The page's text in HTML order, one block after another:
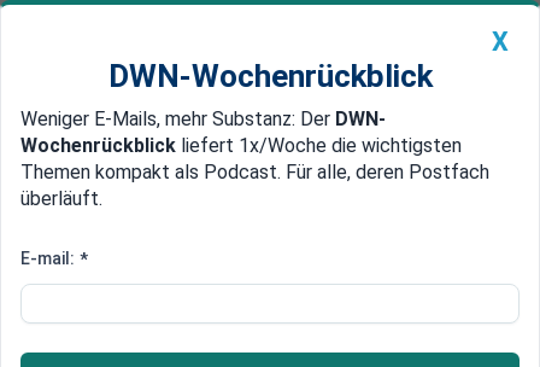
Newsticker MEIN DWN: Geldanlage Premium
Edelmetalle DWN-Magazin China
US-Armee behält Stützpunkte,
zurückgegeben werden sollten
X
DWN-Wochenrückblick
Weniger E-Mails, mehr Substanz: Der DWN-
Wochenrückblick liefert 1x/Woche die wichtigsten
Themen kompakt als Podcast. Für alle, deren Postfach
überläuft.
E-mail: *